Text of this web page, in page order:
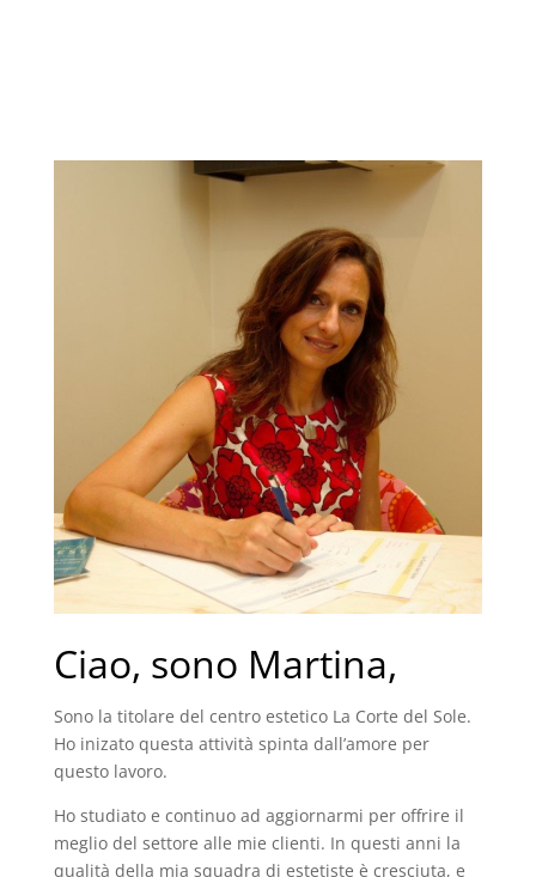
Ciao, sono Martina,
Sono la titolare del centro estetico La Corte del Sole.
Ho inizato questa attività spinta dall’amore per
questo lavoro.
Ho studiato e continuo ad aggiornarmi per offrire il
meglio del settore alle mie clienti. In questi anni la
qualità della mia squadra di estetiste è cresciuta, e